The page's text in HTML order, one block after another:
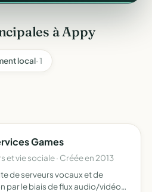
à Appy
local· 1
Games
et vie sociale · Créée en 2013
de serveurs vocaux et de
par le biais de flux audio/vidéo